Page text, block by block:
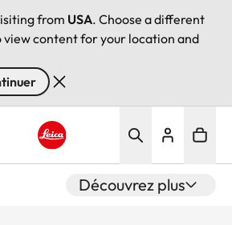
from USA. Choose a different
content for your location and
Découvrez plus